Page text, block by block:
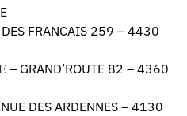
DES FRANCAIS 259 – 4430
– GRAND’ROUTE 82 – 4360
DES ARDENNES – 4130